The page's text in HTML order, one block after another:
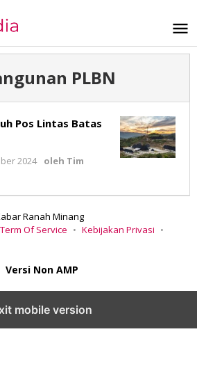
PLBN
Pos Lintas Batas
2024 oleh Tim
Ranah Minang
Term Of Service
Kebijakan Privasi
Versi Non AMP
mobile version